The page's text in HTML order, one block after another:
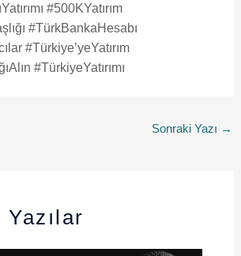
#500KYatırım
#TürkBankaHesabı
#Türkiye’yeYatırım
#TürkiyeYatırımı
Sonraki Yazı →